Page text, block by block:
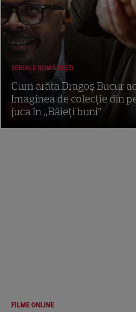
FILME ONLINE
7
SERIALE ROMÂNEŞTI
Cum arăta Dragoș Bucur
Imaginea de colecție din
juca în „Băieți buni”